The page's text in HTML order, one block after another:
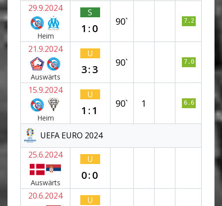
29.9.2024
Heim
S
1:0
90` 7.2
21.9.2024
Auswärts
U
3:3
90` 7.0
15.9.2024
Heim
U
1:1
90` 1 6.6
UEFA EURO 2024
25.6.2024
Auswärts
U
0:0
20.6.2024 U